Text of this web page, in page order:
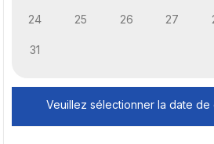
24 25 26 27
31
Veuillez sélectionner la date